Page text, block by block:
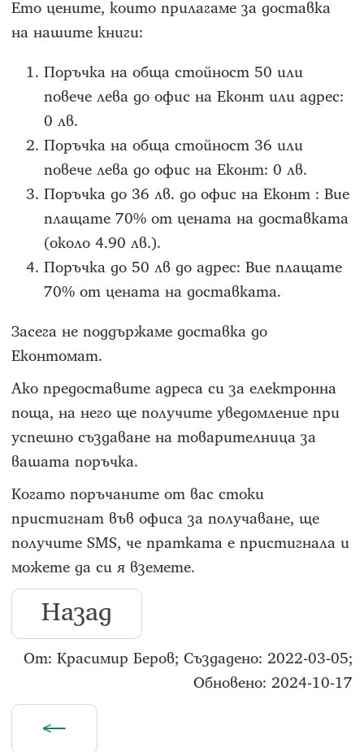
Ето цените, които прилагаме за доставка
на нашите книги:
Поръчка на обща стойност 50 или
повече лева до офис на Еконт или адрес:
0 лв.
Поръчка на обща стойност 36 или
повече лева до офис на Еконт: 0 лв.
Поръчка до 36 лв. до офис на Еконт : Вие
плащате 70% от цената на доставката
(около 4.90 лв.).
Поръчка до 50 лв до адрес: Вие плащате
70% от цената на доставката.
Засега не поддържаме доставка до
Еконтомат.
Ако предоставите адреса си за електронна
поща, на него ще получите уведомление при
успешно създаване на товарителница за
вашата поръчка.
Когато поръчаните от вас стоки
пристигнат във офиса за получаване, ще
получите SMS, че пратката е пристигнала и
можете да си я вземете.
Назад
От: Красимир Беров; Създадено: 2022-03-05;
Обновено: 2024-10-17
←